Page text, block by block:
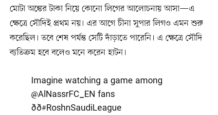
মোটা অঙ্কের টাকা নিয়ে কোনো লিগের আলোচনায় আসা—এ
ক্ষেত্রে সৌদিই প্রথম নয়। এর আগে চীনা সুপার লিগও এমন শুরু
করেছিল। তবে শেষ পর্যন্ত সেটি দাঁড়াতে পারেনি। এ ক্ষেত্রে সৌদি
ব্যতিক্রম হবে বলেও মনে করেন হাটন।
Imagine watching a game among
@AlNassrFC_EN fans
ðð#RoshnSaudiLeague